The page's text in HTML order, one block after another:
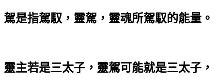
駕是指駕馭，靈駕，靈魂所駕馭的能量。
靈主若是三太子，靈駕可能就是三太子，